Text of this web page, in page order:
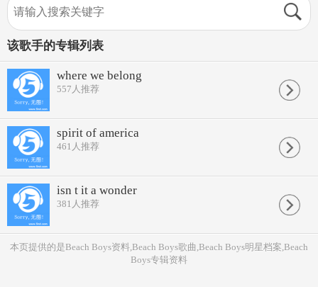
该歌手的专辑列表
where we belong
557 人推荐
spirit of america
461 人推荐
isn t it a wonder
381 人推荐
本页提供的是Beach Boys资料,Beach Boys歌曲,Beach Boys明星档案,Beach
Boys专辑资料